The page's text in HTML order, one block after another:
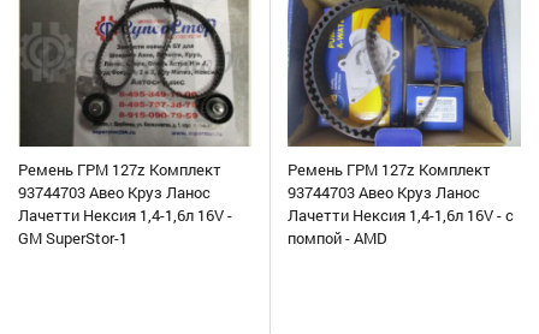
Ремень ГРМ 127z Комплект
93744703 Авео Круз Ланос
Лачетти Нексия 1,4-1,6л 16V -
GM SuperStor-1
Ремень ГРМ 127z Комплект
93744703 Авео Круз Ланос
Лачетти Нексия 1,4-1,6л 16V - с
помпой - AMD